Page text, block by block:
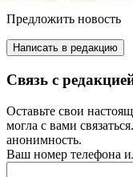
Предложить новость
Написать в редакцию
Связь с
Оставьте свои
могла с вами
анонимность.
Ваш номер телефона